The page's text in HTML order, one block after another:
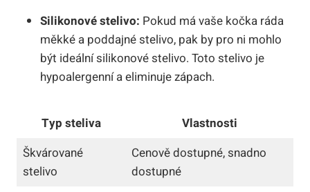
Silikonové stelivo: Pokud má vaše kočka ráda
měkké a poddajné stelivo, pak by pro ni mohlo
být ideální silikonové stelivo. Toto stelivo je
hypoalergenní a eliminuje zápach.
Typ steliva
Vlastnosti
Škvárované
stelivo
Cenově dostupné, snadno
dostupné